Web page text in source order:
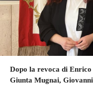
Dopo la revoca di
Giunta Mugnai,